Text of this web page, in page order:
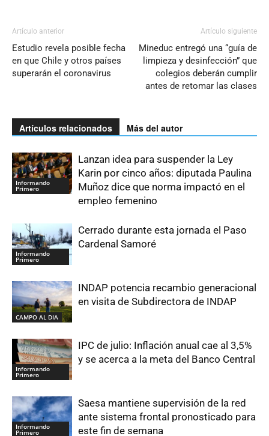
Artículo anterior
Estudio revela posible fecha
en que Chile y otros países
superarán el coronavirus
Artículo siguiente
Mineduc entregó una “guía de
limpieza y desinfección” que
colegios deberán cumplir
antes de retomar las clases
Artículos relacionados Más del autor
Informando
Primero
Lanzan idea para suspender la Ley
Karin por cinco años: diputada Paulina
Muñoz dice que norma impactó en el
empleo femenino
Informando
Primero
Cerrado durante esta jornada el Paso
Cardenal Samoré
CAMPO AL DIA
INDAP potencia recambio generacional
en visita de Subdirectora de INDAP
Informando
Primero
IPC de julio: Inflación anual cae al 3,5%
y se acerca a la meta del Banco Central
Informando
Primero
Saesa mantiene supervisión de la red
ante sistema frontal pronosticado para
este fin de semana